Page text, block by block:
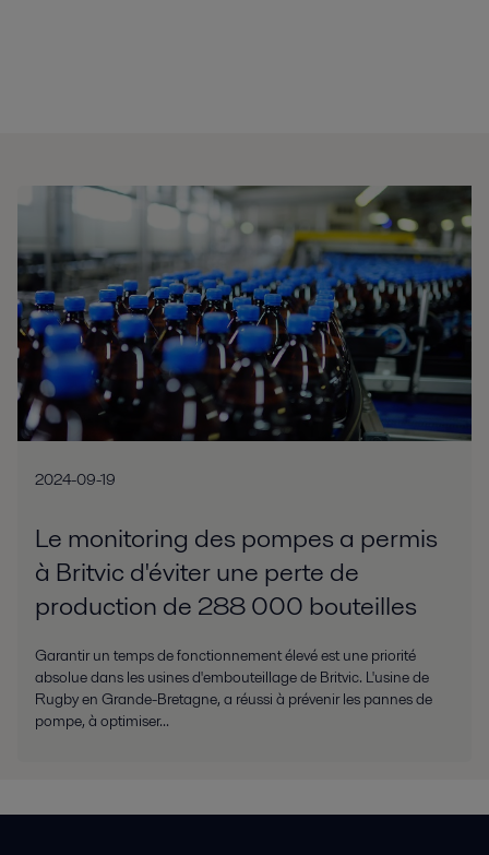
2024-09-19
Le monitoring des pompes a permis
à Britvic d'éviter une perte de
production de 288 000 bouteilles
Garantir un temps de fonctionnement élevé est une priorité
absolue dans les usines d'embouteillage de Britvic. L'usine de
Rugby en Grande-Bretagne, a réussi à prévenir les pannes de
pompe, à optimiser...